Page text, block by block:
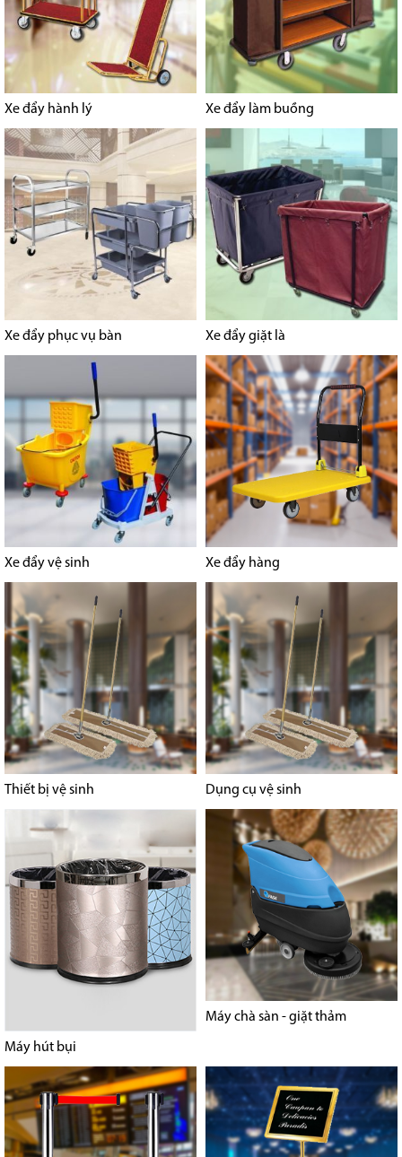
Xe đẩy hành lý Xe đẩy làm buồng
Xe đẩy phục vụ bàn Xe đẩy giặt là
Xe đẩy vệ sinh Xe đẩy hàng
Thiết bị vệ sinh Dụng cụ vệ sinh
Máy hút bụi
Máy chà sàn - giặt thảm